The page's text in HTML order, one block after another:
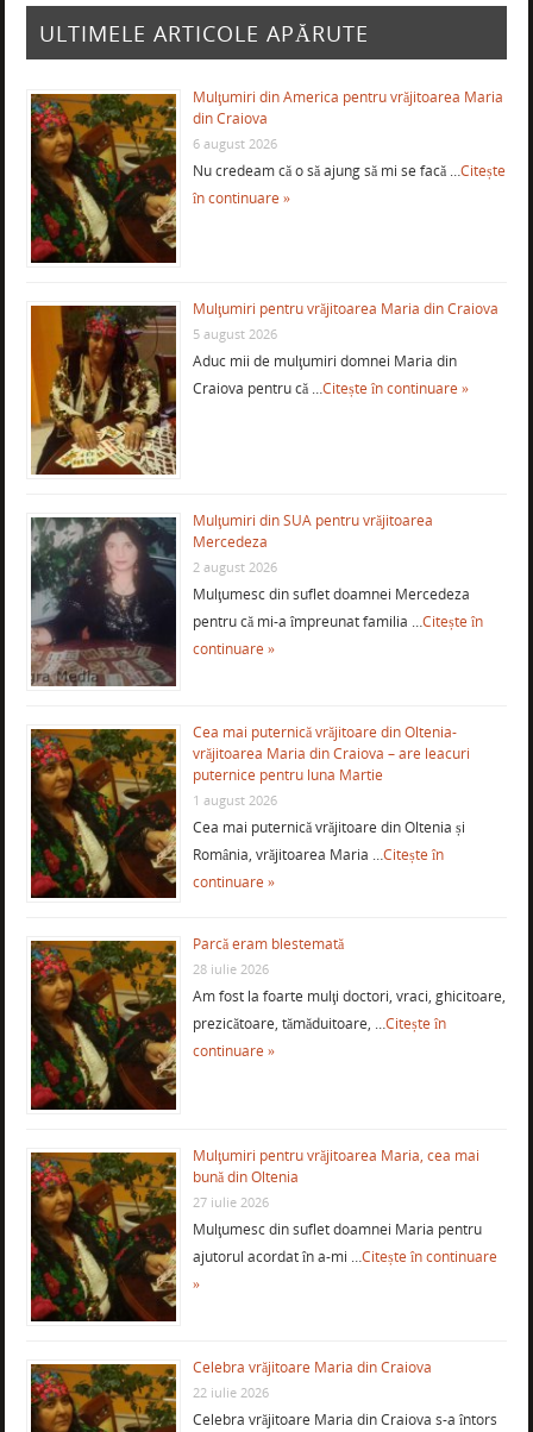
ULTIMELE ARTICOLE APĂRUTE
Mulţumiri din America pentru vrăjitoarea Maria
din Craiova
6 august 2026
Nu credeam că o să ajung să mi se facă …Citește
în continuare »
Mulţumiri pentru vrăjitoarea Maria din Craiova
5 august 2026
Aduc mii de mulţumiri domnei Maria din
Craiova pentru că …Citește în continuare »
Mulţumiri din SUA pentru vrăjitoarea
Mercedeza
2 august 2026
Mulţumesc din suflet doamnei Mercedeza
pentru că mi-a împreunat familia …Citește în
continuare »
Cea mai puternică vrăjitoare din Oltenia-
vrăjitoarea Maria din Craiova – are leacuri
puternice pentru luna Martie
1 august 2026
Cea mai puternică vrăjitoare din Oltenia și
România, vrăjitoarea Maria …Citește în
continuare »
Parcă eram blestemată
28 iulie 2026
Am fost la foarte mulţi doctori, vraci, ghicitoare,
prezicătoare, tămăduitoare, …Citește în
continuare »
Mulţumiri pentru vrăjitoarea Maria, cea mai
bună din Oltenia
27 iulie 2026
Mulţumesc din suflet doamnei Maria pentru
ajutorul acordat în a-mi …Citește în continuare
»
Celebra vrăjitoare Maria din Craiova
22 iulie 2026
Celebra vrăjitoare Maria din Craiova s-a întors